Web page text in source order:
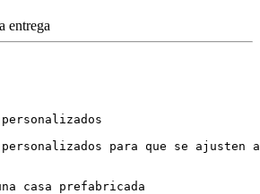
entrega
personalizados para que se
casa prefabricada